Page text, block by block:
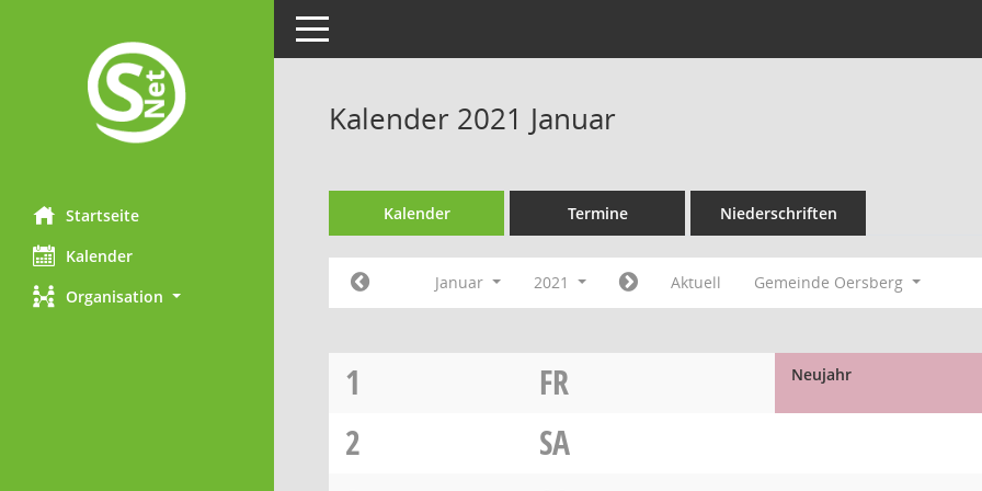
Startseite
Kalender
Organisation
Toggle navigation
Kalender 2021 Januar
Kalender Termine Niederschriften
Januar 2021 Aktuell Gemeinde Oersberg
1 FR Neujahr
2
SA